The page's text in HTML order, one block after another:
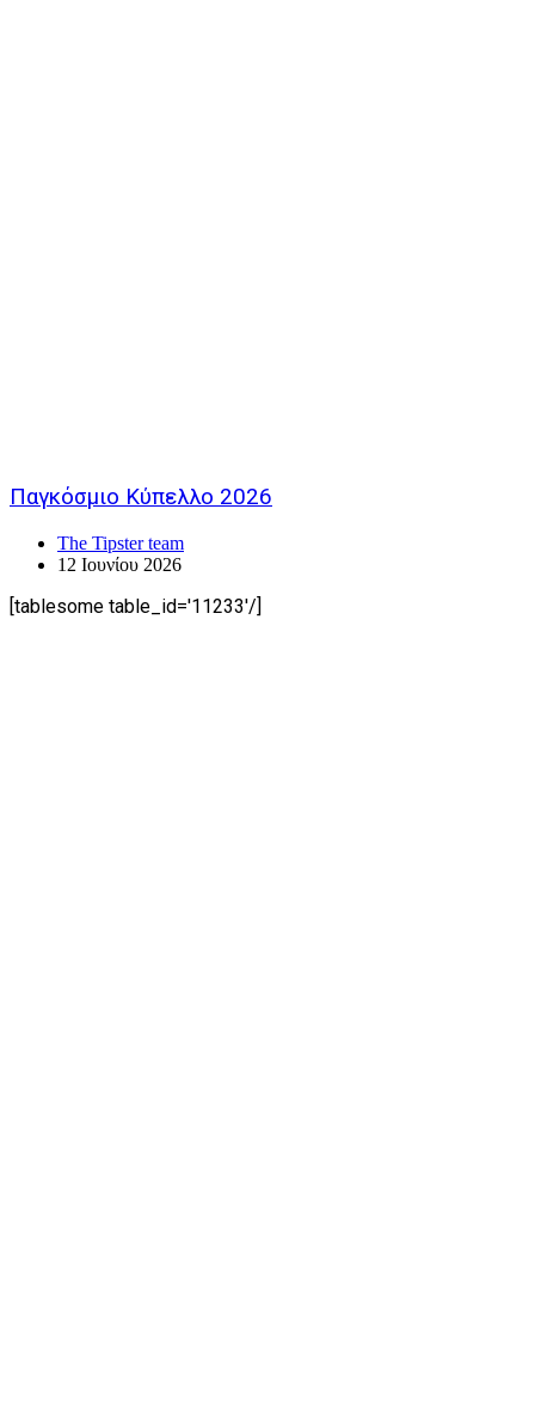
Παγκόσμιο Κύπελλο 2026
The Tipster team
12 Ιουνίου 2026
[tablesome table_id='11233'/]